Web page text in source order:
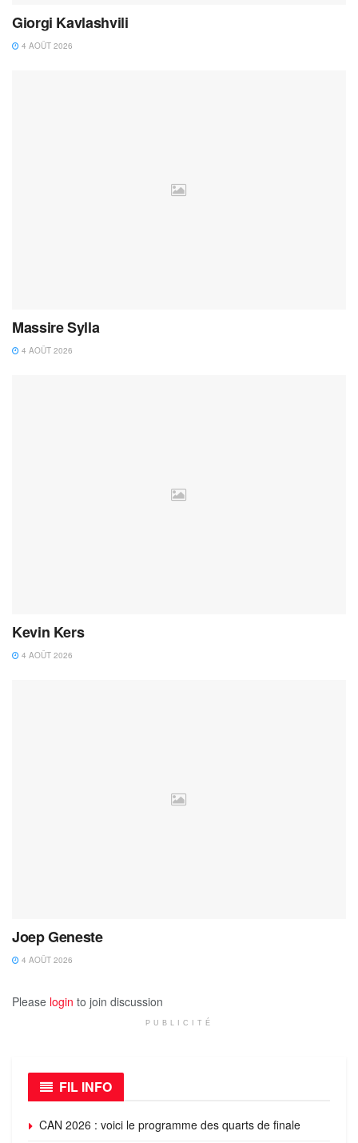
Giorgi Kavlashvili
4 AOÛT 2026
Massire Sylla
4 AOÛT 2026
Kevin Kers
4 AOÛT 2026
Joep Geneste
4 AOÛT 2026
Please login to join discussion
PUBLICITÉ
FIL INFO
CAN 2026 : voici le programme des quarts de finale